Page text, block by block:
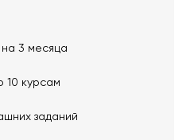
3 месяца
10 курсам
заданий